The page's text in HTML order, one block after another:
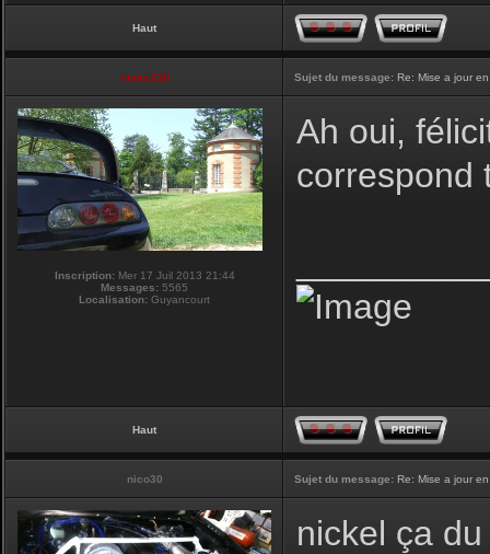
Haut
vmax330 Sujet du message: Re: Mise a jour
Inscription:Mer 17 Juil 2013 21:44
Messages: 5565
Localisation: Guyancourt
Ah oui,
correspond
Haut
nico30 Sujet du message: Re: Mise a jour
nickel ça